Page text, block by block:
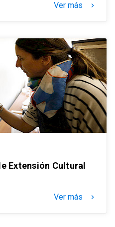
Ver más keyboard_arrow_right
Extensión Cultural
Ver más keyboard_arrow_right